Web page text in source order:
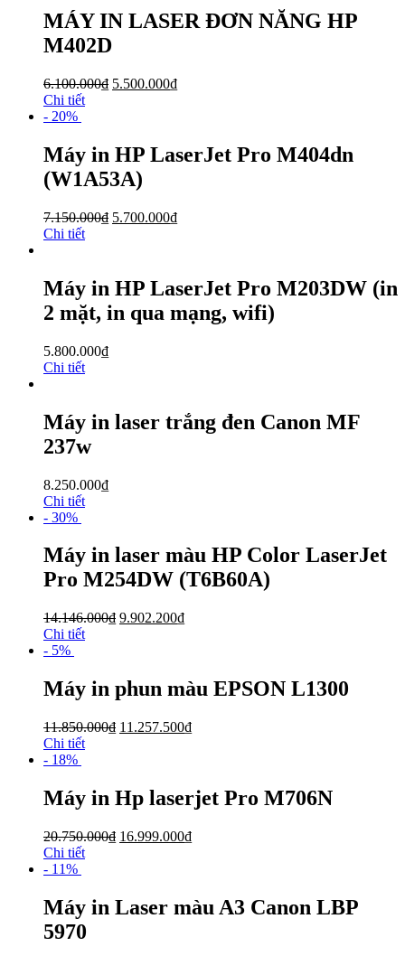
MÁY IN LASER ĐƠN NĂNG HP
M402D
6.100.000₫ 5.500.000₫
Chi tiết
- 20%
Máy in HP LaserJet Pro M404dn
(W1A53A)
7.150.000₫ 5.700.000₫
Chi tiết
Máy in HP LaserJet Pro M203DW (in
2 mặt, in qua mạng, wifi)
5.800.000₫
Chi tiết
Máy in laser trắng đen Canon MF
237w
8.250.000₫
Chi tiết
- 30%
Máy in laser màu HP Color LaserJet
Pro M254DW (T6B60A)
14.146.000₫ 9.902.200₫
Chi tiết
- 5%
Máy in phun màu EPSON L1300
11.850.000₫ 11.257.500₫
Chi tiết
- 18%
Máy in Hp laserjet Pro M706N
20.750.000₫ 16.999.000₫
Chi tiết
- 11%
Máy in Laser màu A3 Canon LBP
5970